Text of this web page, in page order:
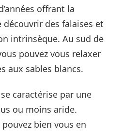
offrant la
des falaises et
intrinsèque. Au sud de
pouvez vous relaxer
aux sables blancs.
caractérise par une
ou moins aride.
bien vous en